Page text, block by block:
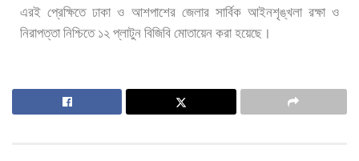
এরই প্রেক্ষিতে ঢাকা ও আশপাশের জেলার সার্বিক আইনশৃঙ্খলা রক্ষা ও
নিরাপত্তা নিশ্চিতে ১২ প্লাটুন বিজিবি মোতায়েন করা হয়েছে।